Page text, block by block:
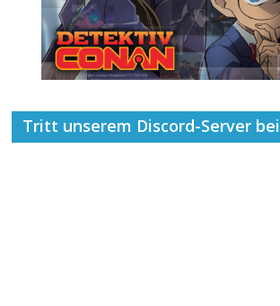
Tritt unserem Discord-Server bei